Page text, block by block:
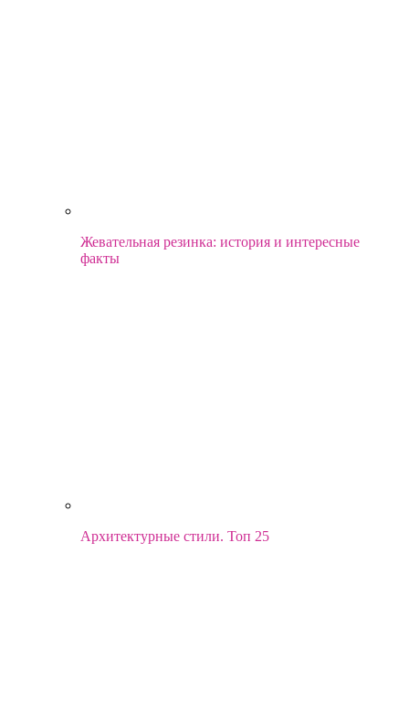
Жевательная резинка: история и интересные
факты
Архитектурные стили. Топ 25